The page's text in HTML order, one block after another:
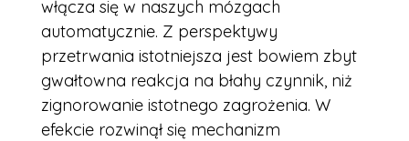
włącza się w naszych mózgach
automatycznie. Z perspektywy
przetrwania istotniejsza jest bowiem zbyt
gwałtowna reakcja na błahy czynnik, niż
zignorowanie istotnego zagrożenia. W
efekcie rozwinął się mechanizm